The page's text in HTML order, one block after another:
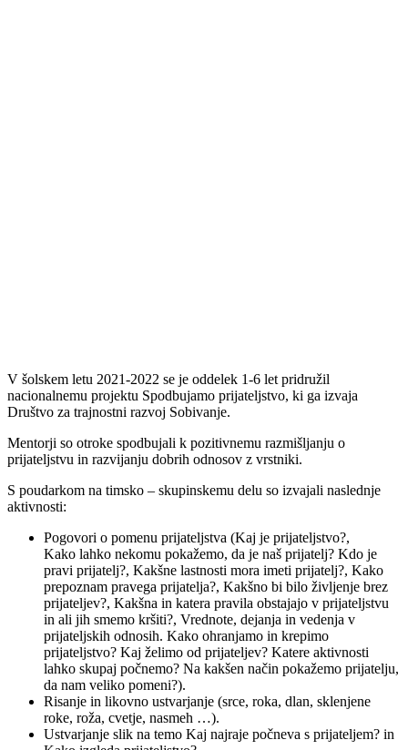
V šolskem letu 2021-2022 se je oddelek 1-6 let pridružil
nacionalnemu projektu Spodbujamo prijateljstvo, ki ga izvaja
Društvo za trajnostni razvoj Sobivanje.
Mentorji so otroke spodbujali k pozitivnemu razmišljanju o
prijateljstvu in razvijanju dobrih odnosov z vrstniki.
S poudarkom na timsko – skupinskemu delu so izvajali naslednje
aktivnosti:
Pogovori o pomenu prijateljstva (Kaj je prijateljstvo?,
Kako lahko nekomu pokažemo, da je naš prijatelj? Kdo je
pravi prijatelj?, Kakšne lastnosti mora imeti prijatelj?, Kako
prepoznam pravega prijatelja?, Kakšno bi bilo življenje brez
prijateljev?, Kakšna in katera pravila obstajajo v prijateljstvu
in ali jih smemo kršiti?, Vrednote, dejanja in vedenja v
prijateljskih odnosih. Kako ohranjamo in krepimo
prijateljstvo? Kaj želimo od prijateljev? Katere aktivnosti
lahko skupaj počnemo? Na kakšen način pokažemo prijatelju,
da nam veliko pomeni?).
Risanje in likovno ustvarjanje (srce, roka, dlan, sklenjene
roke, roža, cvetje, nasmeh …).
Ustvarjanje slik na temo Kaj najraje počneva s prijateljem? in